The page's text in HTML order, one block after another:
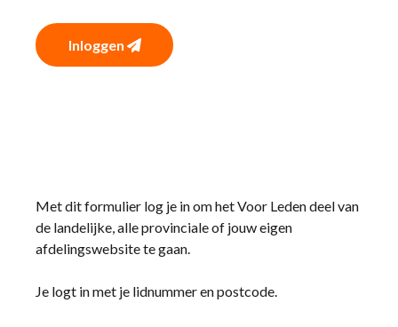
Inloggen
Met dit formulier log je in om het Voor Leden deel van
de landelijke, alle provinciale of jouw eigen
afdelingswebsite te gaan.
Je logt in met je lidnummer en postcode.